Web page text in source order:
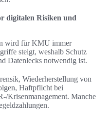
digitalen Risiken und
wird für KMU immer
steigt, weshalb Schutz
Datenlecks notwendig ist.
Wiederherstellung von
Haftpflicht bei
Krisenmanagement. Manche